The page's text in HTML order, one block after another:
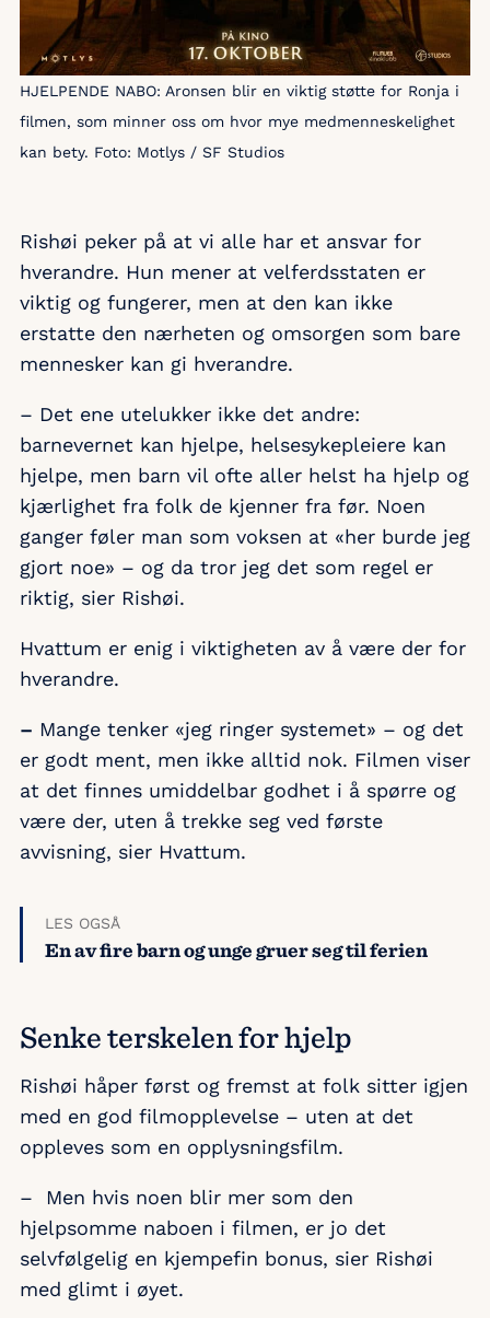
HJELPENDE NABO: Aronsen blir en viktig støtte for Ronja i
filmen, som minner oss om hvor mye medmenneskelighet
kan bety. Foto: Motlys / SF Studios
Rishøi peker på at vi alle har et ansvar for
hverandre. Hun mener at velferdsstaten er
viktig og fungerer, men at den kan ikke
erstatte den nærheten og omsorgen som bare
mennesker kan gi hverandre.
– Det ene utelukker ikke det andre:
barnevernet kan hjelpe, helsesykepleiere kan
hjelpe, men barn vil ofte aller helst ha hjelp og
kjærlighet fra folk de kjenner fra før. Noen
ganger føler man som voksen at «her burde jeg
gjort noe» – og da tror jeg det som regel er
riktig, sier Rishøi.
Hvattum er enig i viktigheten av å være der for
hverandre.
– Mange tenker «jeg ringer systemet» – og det
er godt ment, men ikke alltid nok. Filmen viser
at det finnes umiddelbar godhet i å spørre og
være der, uten å trekke seg ved første
avvisning, sier Hvattum.
LES OGSÅ
En av fire barn og unge gruer seg til ferien
Senke terskelen for hjelp
Rishøi håper først og fremst at folk sitter igjen
med en god filmopplevelse – uten at det
oppleves som en opplysningsfilm.
–
Men hvis noen blir mer som den
hjelpsomme naboen i filmen, er jo det
selvfølgelig en kjempefin bonus, sier Rishøi
med glimt i øyet.